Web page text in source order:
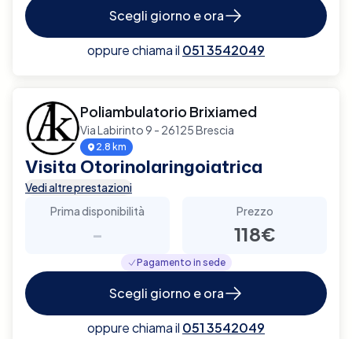
Scegli giorno e ora
oppure chiama il 051 3542049
Poliambulatorio Brixiamed
Via Labirinto 9 - 26125 Brescia
2.8 km
Visita Otorinolaringoiatrica
Vedi altre prestazioni
Prima disponibilità
-
Prezzo
118€
Pagamento in sede
Scegli giorno e ora
oppure chiama il 051 3542049